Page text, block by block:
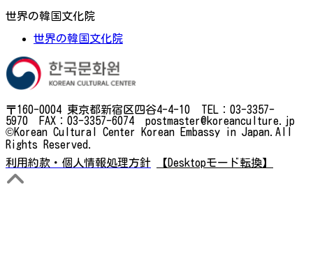
世界の韓国文化院
世界の韓国文化院
〒160-0004 東京都新宿区四谷4-4-10 TEL：03-3357-
5970 FAX：03-3357-6074 postmaster@koreanculture.jp
©Korean Cultural Center Korean Embassy in Japan.All
Rights Reserved.
利用約款・個人情報処理方針
【Desktopモード転換】